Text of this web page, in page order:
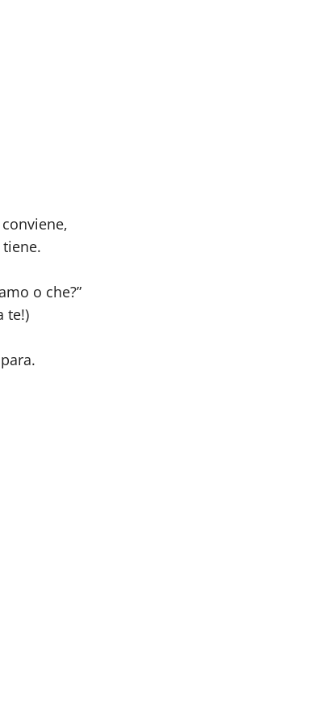
o che?”
te!)